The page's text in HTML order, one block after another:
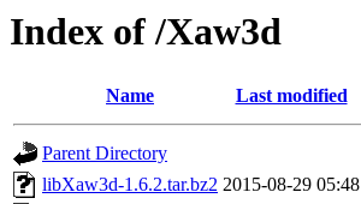
Index of /Xaw3d
Name Last modified
Parent Directory
libXaw3d-1.6.2.tar.bz2 2015-08-29 05:48